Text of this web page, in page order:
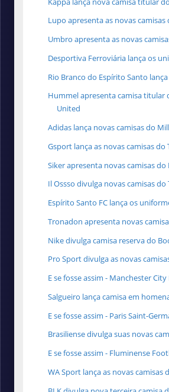
Lupo apresenta as novas camisas
Umbro apresenta as novas
Desportiva Ferroviária lança os
Rio Branco do Espírito Santo
Hummel apresenta camisa titular
United
Adidas lança novas camisas do
Gsport lança as novas camisas do
Siker apresenta novas camisas do
Il Ossso divulga novas camisas do
Espírito Santo FC lança os
Tronadon apresenta novas
Nike divulga camisa reserva do
Pro Sport divulga as novas
E se fosse assim - Manchester
Salgueiro lança camisa em
E se fosse assim - Paris Saint-
Brasiliense divulga suas novas
E se fosse assim - Fluminense
WA Sport lança as novas